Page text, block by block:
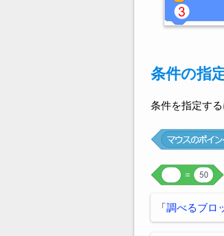
条件の指
条件を指定す
「調べるブロ